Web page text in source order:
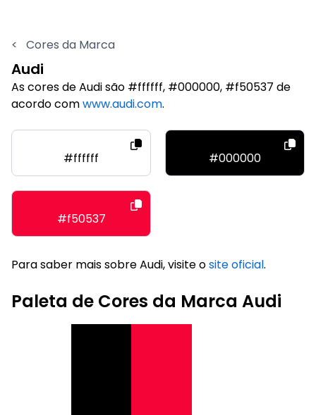
< Cores da Marca
Audi
As cores de Audi são #ffffff, #000000, #f50537 de
acordo comwww.audi.com.
#ffffff #000000
#f50537
Para saber mais sobre Audi, visite osite oficial.
Paleta de Cores da Marca Audi